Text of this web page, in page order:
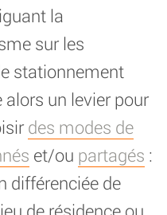
la
sur les
stationnement
alors un levier pour
des modes de
et/ou partagés :
différenciée de